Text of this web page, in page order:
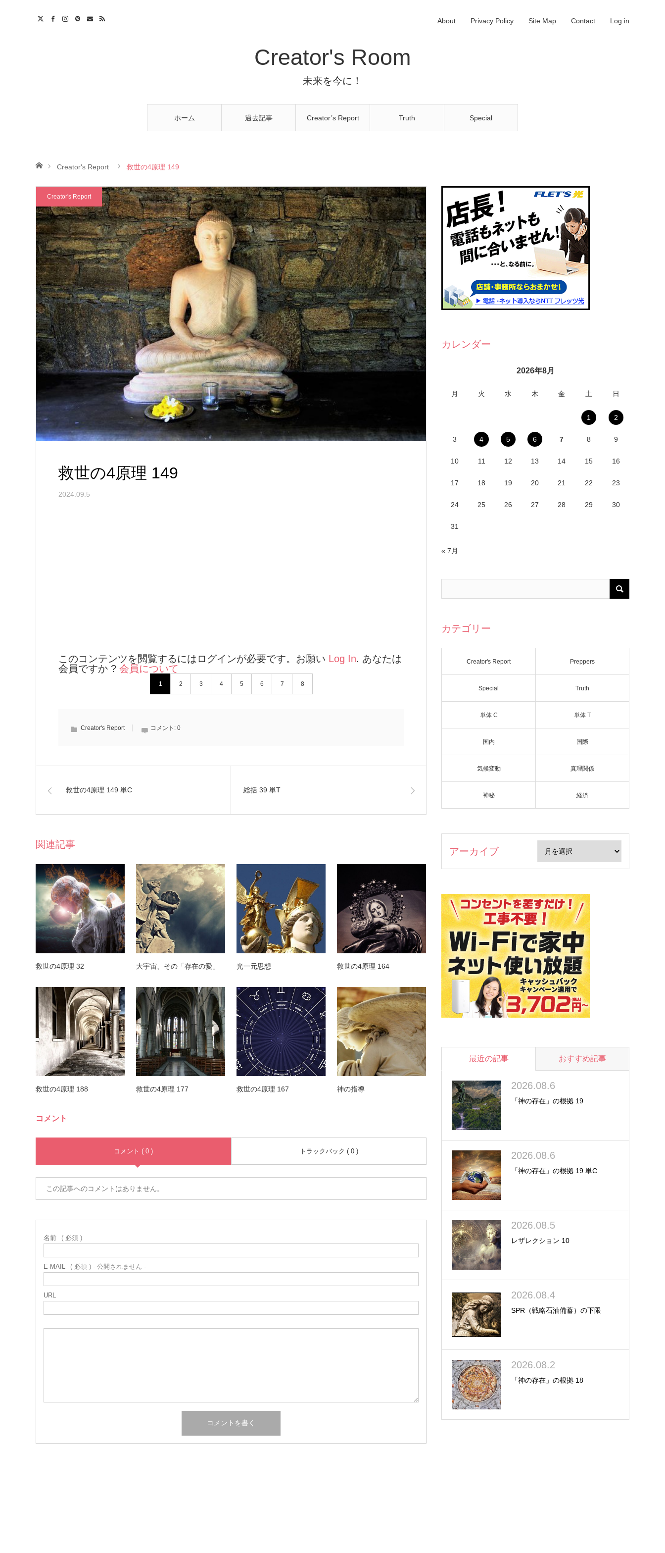
Creator's Room
未来を今に！
ホーム 過去記事 Creator’s Report Truth Special
About Privacy Policy Site Map Contact Log in
ホームCreator's Report 救世の4原理 149
Creator's Report
救世の4原理 149
2024.09.5
このコンテンツを閲覧するにはログインが必要です。お願い Log In. あなたは
会員ですか ? 会員について
1 2 3 4 5 6 7 8
Creator's Report コメント: 0
救世の4原理 149 単C 総括 39 単T
関連記事
救世の4原理 32 大宇宙、その「存在の愛」 光一元思想 救世の4原理 164
救世の4原理 188 救世の4原理 177 救世の4原理 167 神の指導
コメント
コメント ( 0 ) トラックバック ( 0 )
この記事へのコメントはありません。
名前 ( 必須 )
E-MAIL ( 必須 ) - 公開されません -
URL
カレンダー
2026年8月
月 火 水 木 金 土 日
1 2
3 4 5 6 7 8 9
10 11 12 13 14 15 16
17 18 19 20 21 22 23
24 25 26 27 28 29 30
31
« 7月
カテゴリー
Creator's Report Preppers
Special Truth
単体 C 単体 T
国内 国際
気候変動 真理関係
神秘 経済
アーカイブ
最近の記事 おすすめ記事
2026.08.6
「神の存在」の根拠 19
2026.08.6
「神の存在」の根拠 19 単C
2026.08.5
レザレクション 10
2026.08.4
SPR（戦略石油備蓄）の下限
2026.08.2
「神の存在」の根拠 18